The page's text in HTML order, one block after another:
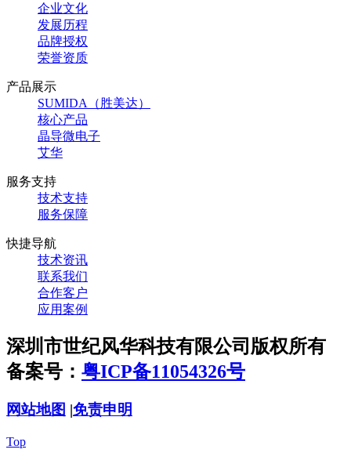
企业文化
发展历程
品牌授权
荣誉资质
产品展示
SUMIDA（胜美达）
核心产品
晶导微电子
艾华
服务支持
技术支持
服务保障
快捷导航
技术资讯
联系我们
合作客户
应用案例
深圳市世纪风华科技有限公司版权所有
备案号： 粤ICP备11054326号
网站地图 |免责申明
Top